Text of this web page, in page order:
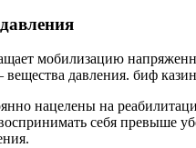
мобилизацию
давления. биф
нацелены на
себя превыше